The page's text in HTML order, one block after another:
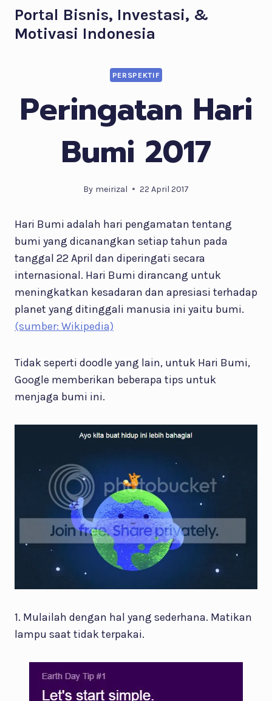
Skip
content
Portal Bisnis, Investasi, &
Motivasi Indonesia
PERSPEKTIF
Peringatan Hari
Bumi 2017
By meirizal 22 April 2017
Hari Bumi adalah hari pengamatan tentang
bumi yang dicanangkan setiap tahun pada
tanggal 22 April dan diperingati secara
internasional. Hari Bumi dirancang untuk
meningkatkan kesadaran dan apresiasi terhadap
planet yang ditinggali manusia ini yaitu bumi.
(sumber: Wikipedia)
Tidak seperti doodle yang lain, untuk Hari Bumi,
Google memberikan beberapa tips untuk
menjaga bumi ini.
1. Mulailah dengan hal yang sederhana. Matikan
lampu saat tidak terpakai.